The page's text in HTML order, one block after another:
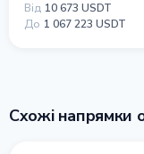
Від 10 673 USDT
До 1 067 223 USDT
Схожі напрямки